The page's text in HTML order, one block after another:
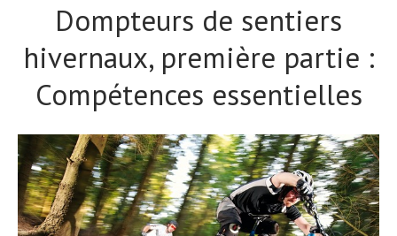
Dompteurs de sentiers
hivernaux, première partie :
Compétences essentielles